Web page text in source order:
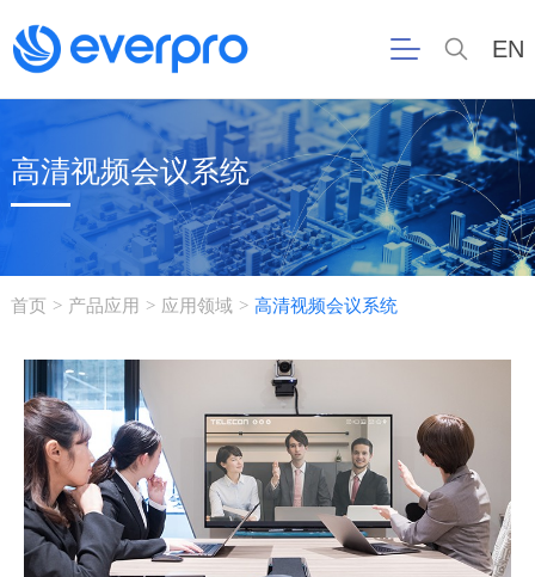
EN
高清视频会议系统
首页 > 产品应用 > 应用领域 > 高清视频会议系统